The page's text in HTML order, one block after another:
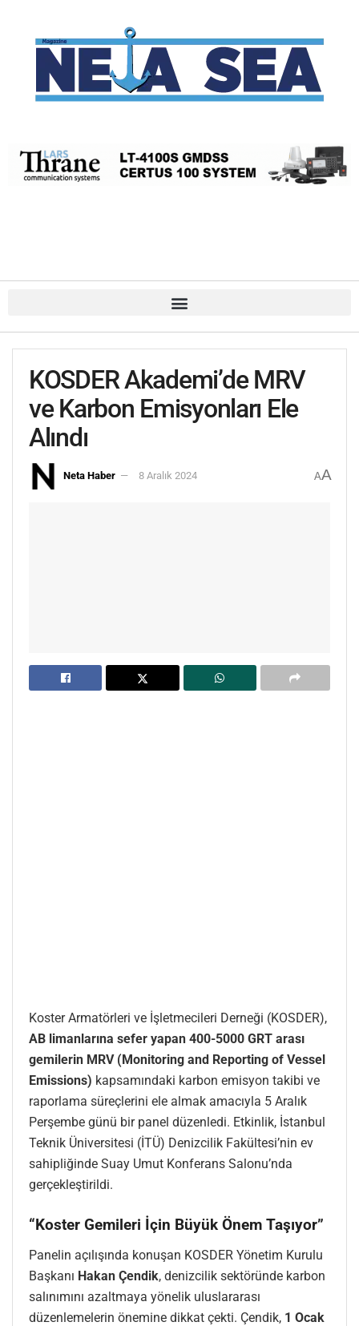
KOSDER Akademi’de MRV
ve Karbon Emisyonları Ele
Alındı
Neta Haber 8 Aralık 2024 AA
Koster Armatörleri ve İşletmecileri Derneği (KOSDER),
AB limanlarına sefer yapan 400-5000 GRT arası
gemilerin MRV (Monitoring and Reporting of Vessel
Emissions) kapsamındaki karbon emisyon takibi ve
raporlama süreçlerini ele almak amacıyla 5 Aralık
Perşembe günü bir panel düzenledi. Etkinlik, İstanbul
Teknik Üniversitesi (İTÜ) Denizcilik Fakültesi’nin ev
sahipliğinde Suay Umut Konferans Salonu’nda
gerçekleştirildi.
“Koster Gemileri İçin Büyük Önem Taşıyor”
Panelin açılışında konuşan KOSDER Yönetim Kurulu
Başkanı Hakan Çendik, denizcilik sektöründe karbon
salınımını azaltmaya yönelik uluslararası
düzenlemelerin önemine dikkat çekti. Çendik, 1 Ocak